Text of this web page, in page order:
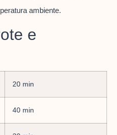
ambiente.
e
20 min
40 min